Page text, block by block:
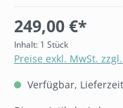
249,00 €*
Inhalt: 1 Stück
Preise exkl. MwSt.
Verfügbar,